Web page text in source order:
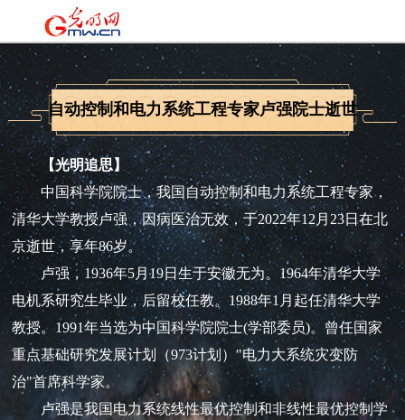
自动控制和电力系统工程专家卢强院士逝世
【光明追思】
中国科学院院士，我国自动控制和电力系统工程专家，
清华大学教授卢强，因病医治无效，于2022年12月23日在北
京逝世，享年86岁。
卢强，1936年5月19日生于安徽无为。1964年清华大学
电机系研究生毕业，后留校任教。1988年1月起任清华大学
教授。1991年当选为中国科学院院士(学部委员)。曾任国家
重点基础研究发展计划（973计划）"电力大系统灾变防
治"首席科学家。
卢强是我国电力系统线性最优控制和非线性最优控制学